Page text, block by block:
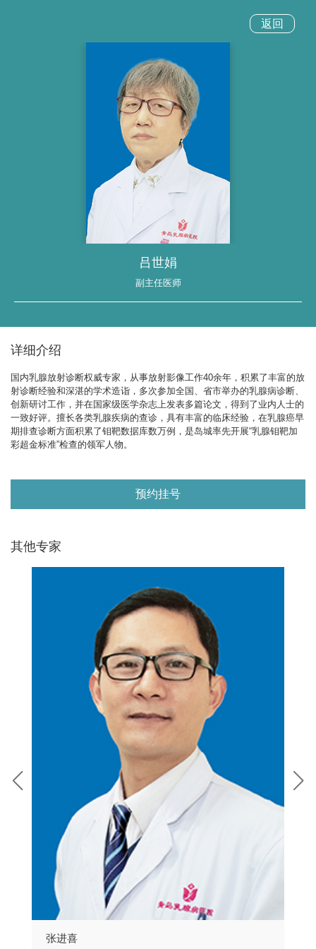
吕世娟
副主任医师
返回
详细介绍
国内乳腺放射诊断权威专家，从事放射影像工作40余年，积累了丰富的放
射诊断经验和深湛的学术造诣，多次参加全国、省市举办的乳腺病诊断、
创新研讨工作，并在国家级医学杂志上发表多篇论文，得到了业内人士的
一致好评。擅长各类乳腺疾病的查诊，具有丰富的临床经验，在乳腺癌早
期排查诊断方面积累了钼靶数据库数万例，是岛城率先开展“乳腺钼靶加
彩超金标准”检查的领军人物。
预约挂号
其他专家
张进喜